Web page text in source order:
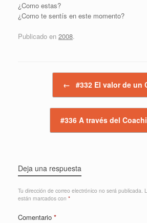
¿Como estas?
¿Como te sentís en este momento?
Publicado en 2008.
← #332 El valor de un
#336 A través del
Deja una respuesta
Tu dirección de correo electrónico no será publicada.
están marcados con *
Comentario *